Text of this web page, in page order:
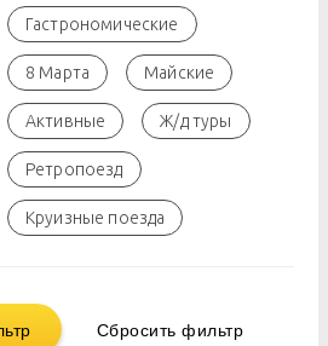
Гастрономические
8 Марта Майские
Активные Ж/д туры
Ретропоезд
Круизные поезда
Сбросить фильтр